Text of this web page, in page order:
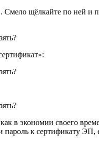
щёлкайте по ней и
в экономии своего
к сертификату ЭП,